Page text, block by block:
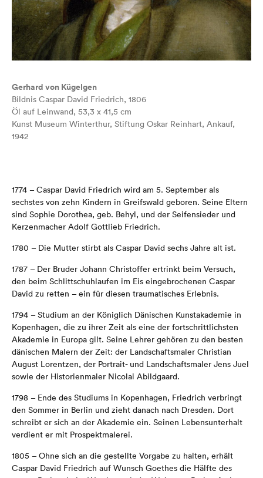
Gerhard von Kügelgen
Bildnis Caspar David Friedrich, 1806
Öl auf Leinwand, 53,3 x 41,5 cm
Kunst Museum Winterthur, Stiftung Oskar Reinhart, Ankauf,
1942
1774 – Caspar David Friedrich wird am 5. September als
sechstes von zehn Kindern in Greifswald geboren. Seine Eltern
sind Sophie Dorothea, geb. Behyl, und der Seifensieder und
Kerzenmacher Adolf Gottlieb Friedrich.
1780 – Die Mutter stirbt als Caspar David sechs Jahre alt ist.
1787 – Der Bruder Johann Christoffer ertrinkt beim Versuch,
den beim Schlittschuhlaufen im Eis eingebrochenen Caspar
David zu retten – ein für diesen traumatisches Erlebnis.
1794 – Studium an der Königlich Dänischen Kunstakademie in
Kopenhagen, die zu ihrer Zeit als eine der fortschrittlichsten
Akademie in Europa gilt. Seine Lehrer gehören zu den besten
dänischen Malern der Zeit: der Landschaftsmaler Christian
August Lorentzen, der Portrait- und Landschaftsmaler Jens Juel
sowie der Historienmaler Nicolai Abildgaard.
1798 – Ende des Studiums in Kopenhagen, Friedrich verbringt
den Sommer in Berlin und zieht danach nach Dresden. Dort
schreibt er sich an der Akademie ein. Seinen Lebensunterhalt
verdient er mit Prospektmalerei.
1805 – Ohne sich an die gestellte Vorgabe zu halten, erhält
Caspar David Friedrich auf Wunsch Goethes die Hälfte des